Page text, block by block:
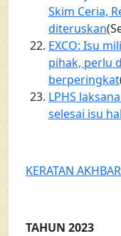
Skim Ceria,
diteruskan
EXCO: Isu
pihak, perlu
berperingkat
LPHS
selesai isu
KERATAN
TAHUN 2023